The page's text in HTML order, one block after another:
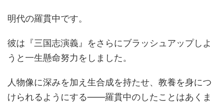
明代の羅貫中です。
彼は『三国志演義』をさらにブラッシュアップしよ
うと一生懸命努力をしました。
人物像に深みを加え生合成を持たせ、教養を身につ
けられるようにする――羅貫中のしたことはあくま